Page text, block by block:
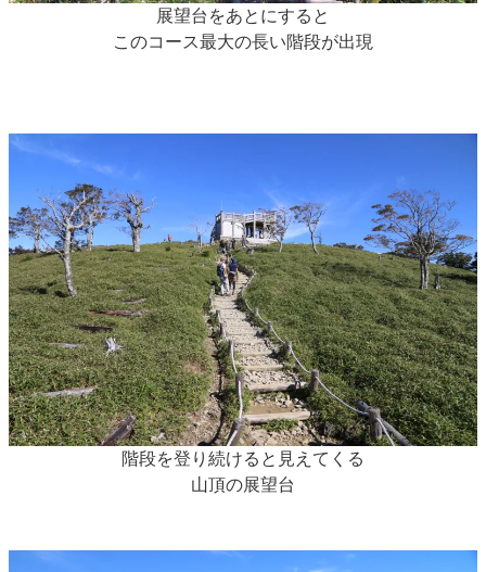
展望台をあとにすると
このコース最大の長い階段が出現
階段を登り続けると見えてくる
山頂の展望台